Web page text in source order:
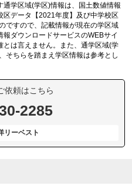
学区域(学区)情報は、国土数値情報
データ【2021年度】及び中学校区
ですので、記載情報が現在の学区域
ダウンロードサービスのWEBサイ
とは言えません。また、通学区域(学
そちらを踏まえ学区情報は参考とし
依頼はこちら
2285
リーベスト